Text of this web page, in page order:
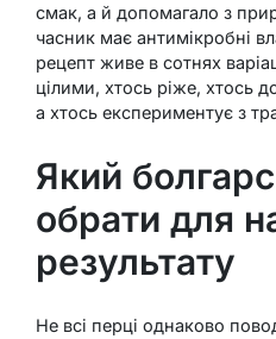
смак, а й допомагало з
часник має антимікробні
рецепт живе в сотнях
цілими, хтось ріже, хтось
а хтось експериментує з
Який
обрати для
результату
Не всі перці однаково